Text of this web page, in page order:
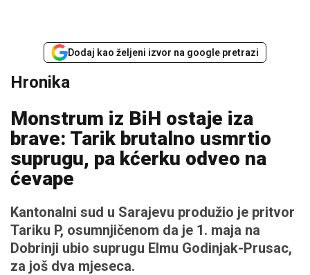
Dodaj kao željeni izvor na google pretrazi
Hronika
Monstrum iz BiH ostaje iza
brave: Tarik brutalno usmrtio
suprugu, pa kćerku odveo na
ćevape
Kantonalni sud u Sarajevu produžio je pritvor
Tariku P, osumnjičenom da je 1. maja na
Dobrinji ubio suprugu Elmu Godinjak-Prusac,
za još dva mjeseca.